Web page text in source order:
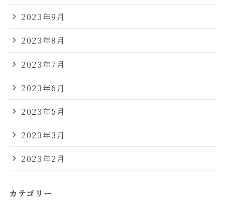
2023年9月
2023年8月
2023年7月
2023年6月
2023年5月
2023年3月
2023年2月
カテゴリー